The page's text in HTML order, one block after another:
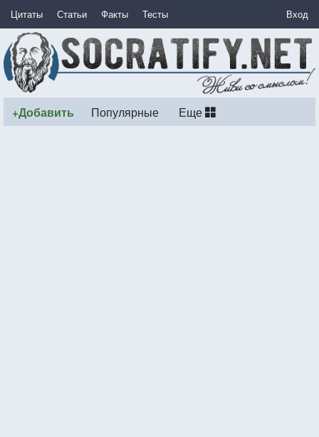
Цитаты Статьи Факты Тесты Вход
+Добавить Популярные Еще